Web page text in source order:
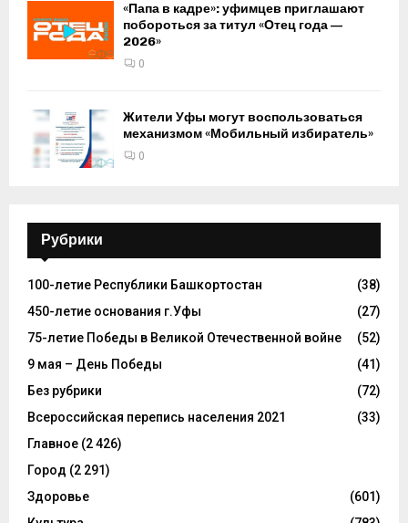
«Папа в кадре»: уфимцев приглашают
побороться за титул «Отец года —
2026»
0
Жители Уфы могут воспользоваться
механизмом «Мобильный избиратель»
0
Рубрики
100-летие Республики Башкортостан
(38)
450-летие основания г.Уфы
(27)
75-летие Победы в Великой Отечественной войне
(52)
9 мая – День Победы
(41)
Без рубрики
(72)
Всероссийская перепись населения 2021
(33)
Главное (2 426)
Город (2 291)
Здоровье
(601)